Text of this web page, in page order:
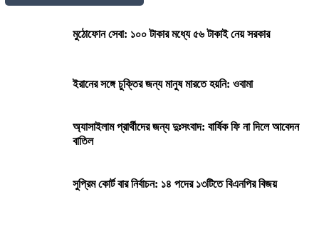
মুঠোফোন সেবা: ১০০ টাকার মধ্যে ৫৬ টাকাই নেয় সরকার
ইরানের সঙ্গে চুক্তির জন্য মানুষ মারতে হয়নি: ওবামা
অ্যাসাইলাম প্রার্থীদের জন্য দুঃসংবাদ: বার্ষিক ফি না দিলে আবেদন
বাতিল
সুপ্রিম কোর্ট বার নির্বাচন: ১৪ পদের ১৩টিতে বিএনপির বিজয়